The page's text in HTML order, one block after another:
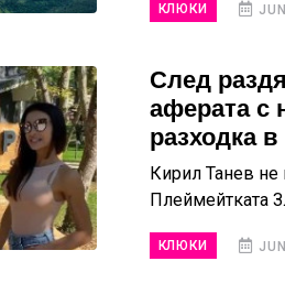
КЛЮКИ
След
аферата с
разходка
Кирил Танев не
Плеймейтката
КЛЮКИ